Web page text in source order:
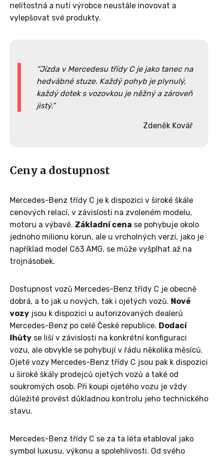
nelítostná a nutí výrobce neustále inovovat a
vylepšovat své produkty.
Jízda v Mercedesu třídy C je jako tanec na
hedvábné stuze. Každý pohyb je plynulý,
každý dotek s vozovkou je něžný a zároveň
jistý.
Zdeněk Kovář
Ceny a dostupnost
Mercedes-Benz třídy C je k dispozici v široké škále
cenových relací, v závislosti na zvoleném modelu,
motoru a výbavě. Základní cena se pohybuje okolo
jednoho milionu korun, ale u vrcholných verzí, jako je
například model C63 AMG, se může vyšplhat až na
trojnásobek.
Dostupnost vozů Mercedes-Benz třídy C je obecně
dobrá, a to jak u nových, tak i ojetých vozů. Nové
vozy jsou k dispozici u autorizovaných dealerů
Mercedes-Benz po celé České republice. Dodací
lhůty se liší v závislosti na konkrétní konfiguraci
vozu, ale obvykle se pohybují v řádu několika měsíců.
Ojeté vozy Mercedes-Benz třídy C jsou pak k dispozici
u široké škály prodejců ojetých vozů a také od
soukromých osob. Při koupi ojetého vozu je vždy
důležité provést důkladnou kontrolu jeho technického
stavu.
Mercedes-Benz třídy C se za ta léta etabloval jako
symbol luxusu, výkonu a spolehlivosti. Od svého